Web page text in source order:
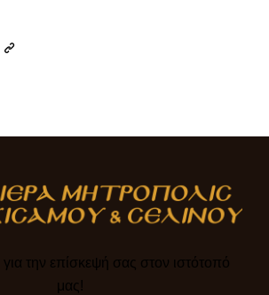
την επίσκεψή σας στον ιστότοπό
μας!​